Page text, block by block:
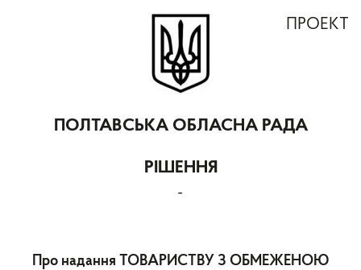
ПРОЕКТ
ПОЛТАВСЬКА ОБЛАСНА РАДА
РІШЕННЯ
-
Про надання ТОВАРИСТВУ З ОБМЕЖЕНОЮ